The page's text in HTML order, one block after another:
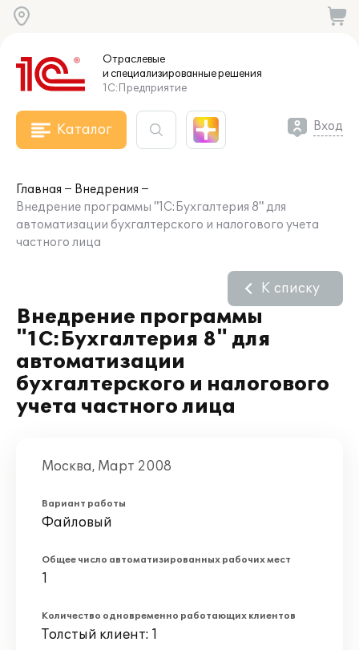
Отраслевые
и специализированныерешения
1С:Предприятие
Каталог Вход
Главная
Внедрения
Внедрение программы "1С:Бухгалтерия 8" для
автоматизации бухгалтерского и налогового учета
частного лица
Внедрение программы
"1С:Бухгалтерия 8" для
автоматизации
бухгалтерского и налогового
учета частного лица
К списку
Москва, Март 2008
Вариант работы
Файловый
Общее число автоматизированных рабочих мест
1
Количество одновременно работающих клиентов
Толстый клиент: 1